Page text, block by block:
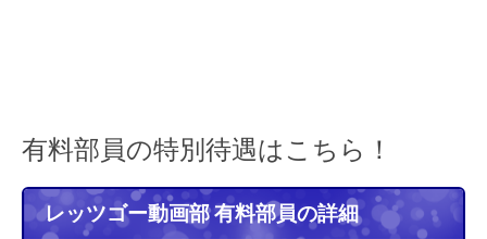
有料部員の特別待遇はこちら！
レッツゴー動画部 有料部員の詳細